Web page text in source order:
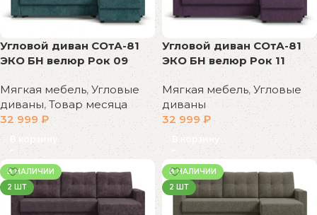
Угловой диван СОтА-81
ЭКО БН велюр Рок 09
Мягкая мебель,Угловые
диваны,Товар месяца
32 999₽
В корзину
Угловой диван СОтА-81
ЭКО БН велюр Рок 11
Мягкая мебель, Угловые
диваны
32 999₽
В корзину
В НАЛИЧИИ
2 ШТ
В НАЛИЧИИ
2 ШТ